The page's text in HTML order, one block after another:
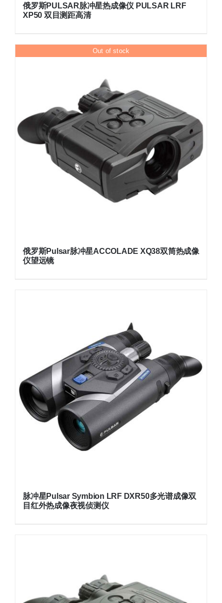
俄罗斯PULSAR脉冲星热成像仪 PULSAR LRF
XP50 双目测距高清
Out of stock
俄罗斯Pulsar脉冲星ACCOLADE XQ38双筒热成像
仪望远镜
脉冲星Pulsar Symbion LRF DXR50多光谱成像双
目红外热成像夜视侦测仪